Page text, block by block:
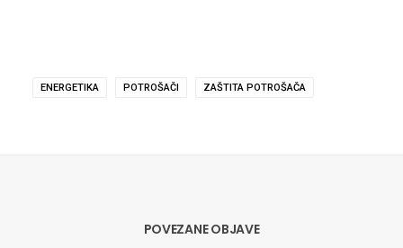
ENERGETIKA POTROŠAČI ZAŠTITA POTROŠAČA
POVEZANE OBJAVE